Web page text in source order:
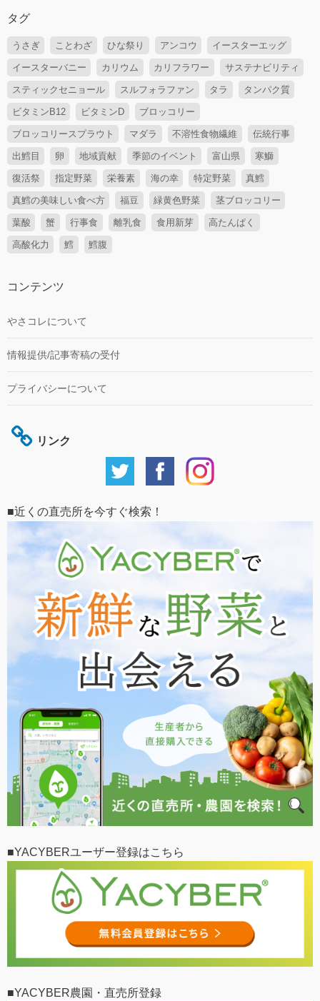
タグ
うさぎ ことわざ ひな祭り アンコウ イースターエッグ
イースターバニー カリウム カリフラワー サステナビリティ
スティックセニョール スルフォラファン タラ タンパク質
ビタミンB12 ビタミンD ブロッコリー
ブロッコリースプラウト マダラ 不溶性食物繊維 伝統行事
出鱈目 卵 地域貢献 季節のイベント 富山県 寒鰤
復活祭 指定野菜 栄養素 海の幸 特定野菜 真鱈
真鱈の美味しい食べ方 福豆 緑黄色野菜 茎ブロッコリー
葉酸 蟹 行事食 離乳食 食用新芽 高たんぱく
高酸化力 鱈 鱈腹
コンテンツ
やさコレについて
情報提供/記事寄稿の受付
プライバシーについて
リンク
■近くの直売所を今すぐ検索！
■YACYBERユーザー登録はこちら
■YACYBER農園・直売所登録